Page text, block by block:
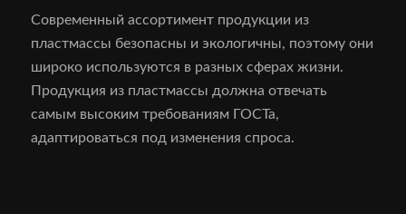
Современный ассортимент продукции из
пластмассы безопасны и экологичны, поэтому они
широко используются в разных сферах жизни.
Продукция из пластмассы должна отвечать
самым высоким требованиям ГОСТа,
адаптироваться под изменения спроса.